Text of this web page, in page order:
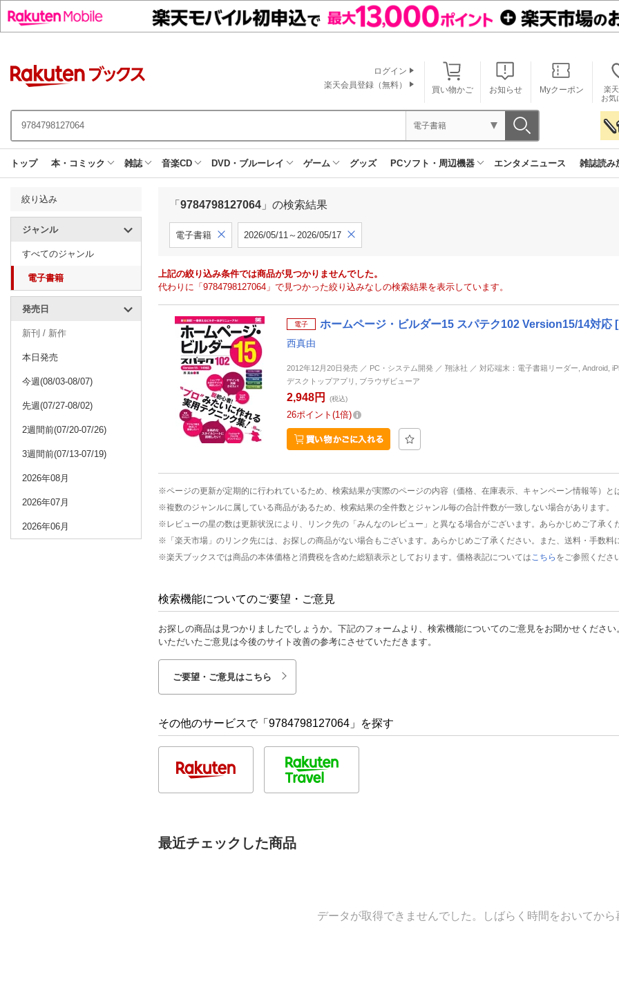
買い物かご お知らせ Myクーポン
楽
お気
ログイン
楽天会員登録（無料）
電子書籍
トップ 本・コミック 雑誌 音楽CD DVD・ブルーレイ ゲーム グッズ PCソフト・周辺機器 エンタメニュース 雑誌読み
絞り込み
ジャンル
すべてのジャンル
電子書籍
発売日
新刊 / 新作
本日発売
今週(08/03-08/07)
先週(07/27-08/02)
2週間前(07/20-07/26)
3週間前(07/13-07/19)
2026年08月
2026年07月
2026年06月
「 9784798127064 」の検索結果
電子書籍 2026/05/11～2026/05/17
上記の絞り込み条件では商品が見つかりませんでした。
代わりに「9784798127064」で見つかった絞り込みなしの検索結果を表示しています。
電子 ホームページ・ビルダー15 スパテク102 Version15/14対応
西真由
2012年12月20日発売 ／ PC・システム開発 ／ 翔泳社 ／ 対応端末：電子書籍リーダー, Android,
デスクトップアプリ, ブラウザビューア
2,948円 (税込)
26ポイント 1倍
※ページの更新が定期的に行われているため、検索結果が実際のページの内容（価格、在庫表示、キャンペーン情報等）と
※複数のジャンルに属している商品があるため、検索結果の全件数とジャンル毎の合計件数が一致しない場合があります。
※レビューの星の数は更新状況により、リンク先の「みんなのレビュー」と異なる場合がございます。あらかじめご了承く
※「楽天市場」のリンク先には、お探しの商品がない場合もございます。あらかじめご了承ください。また、送料・手数料
※楽天ブックスでは商品の本体価格と消費税を含めた総額表示としております。価格表記については こちら をご参照くださ
検索機能についてのご要望・ご意見
お探しの商品は見つかりましたでしょうか。下記のフォームより、検索機能についてのご意見をお聞かせください
いただいたご意見は今後のサイト改善の参考にさせていただきます。
ご要望・ご意見はこちら
その他のサービスで「9784798127064」を探す
最近チェックした商品
データが取得できませんでした。しばらく時間をおいてから